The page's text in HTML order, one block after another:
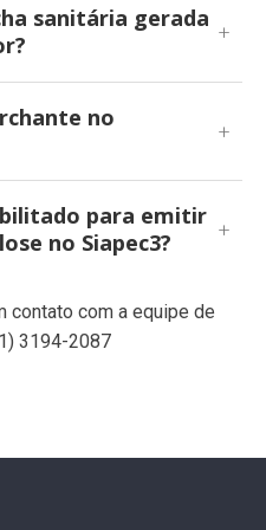
sanitária gerada
no
para emitir
no Siapec3?
contato com a equipe de
3194-2087